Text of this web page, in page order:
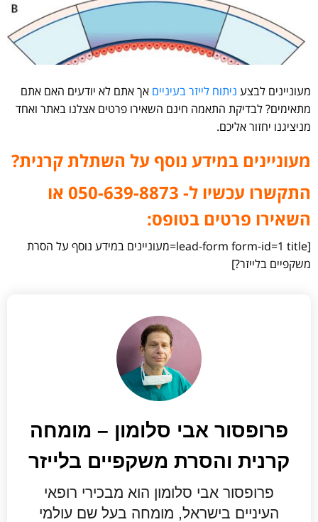
מעוניינים לבצע ניתוח לייזר בעיניים אך אתם לא יודעים האם אתם
מתאימים? לבדיקת התאמה חינם השאירו פרטים אצלנו באתר ואחד
מניציגנו יחזור אליכם.
מעוניינים במידע נוסף על השתלת קרנית?
התקשרו עכשיו ל- 050-639-8873⁩ או
השאירו פרטים בטופס:
[lead-form form-id=1 title=מעוניינים במידע נוסף על הסרת
משקפיים בלייזר?]
פרופסור אבי סלומון – מומחה
קרנית והסרת משקפיים בלייזר
פרופסור אבי סלומון הוא מבכירי רופאי
העיניים בישראל, מומחה בעל שם עולמי